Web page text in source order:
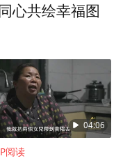
心共绘幸福图
04:06
阅读